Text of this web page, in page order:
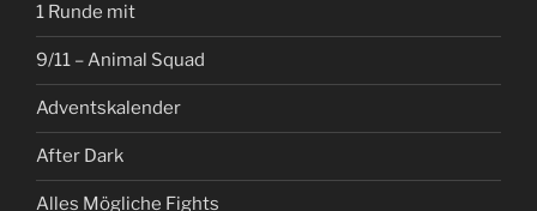
1 Runde mit
9/11 – Animal Squad
Adventskalender
After Dark
Alles Mögliche Fights